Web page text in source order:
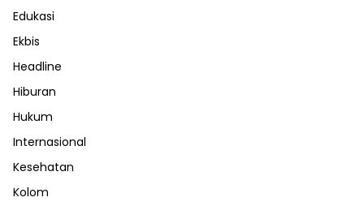
Edukasi
Ekbis
Headline
Hiburan
Hukum
Internasional
Kesehatan
Kolom